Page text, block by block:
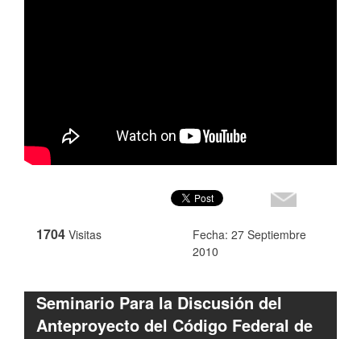
1704 Visitas
Fecha: 27 Septiembre
2010
Seminario Para la Discusión del
Anteproyecto del Código Federal de